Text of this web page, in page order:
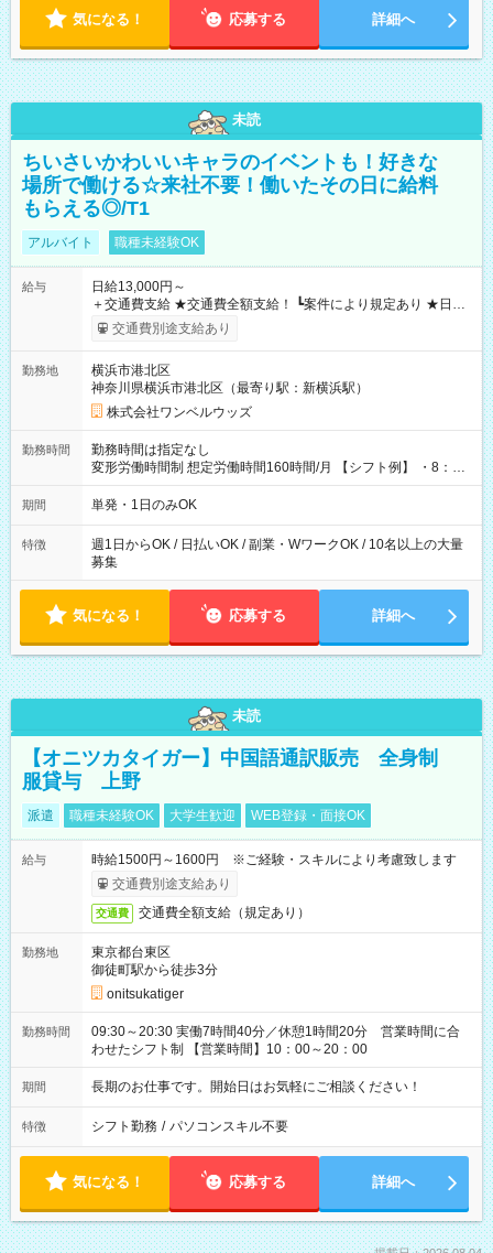
気になる！ 応募する 詳細へ
未読
ちいさいかわいいキャラのイベントも！好きな
場所で働ける☆来社不要！働いたその日に給料
もらえる◎/T1
アルバイト 職種未経験OK
給与
日給13,000円～
＋交通費支給 ★交通費全額支給！ ┗案件により規定あり ★日払
いOK！（規定あり） ┗働いたその日に現金GET♪ お仕事後はコ
ンビニATMから 日払い分を引き落とせます！ 【試用期間】試
交通費別途支給あり
勤務地
横浜市港北区
神奈川県横浜市港北区（最寄り駅：新横浜駅）
株式会社ワンベルウッズ
勤務時間
勤務時間は指定なし
変形労働時間制 想定労働時間160時間/月 【シフト例】 ・8：00
～21：00
期間 単発・1日のみOK
特徴
週1日からOK / 日払いOK / 副業・WワークOK / 10名以上の大量
募集
気になる！ 応募する 詳細へ
未読
【オニツカタイガー】中国語通訳販売 全身制
服貸与 上野
派遣 職種未経験OK 大学生歓迎 WEB登録・面接OK
給与
時給1500円～1600円 ※ご経験・スキルにより考慮致します
交通費別途支給あり
交通費 交通費全額支給（規定あり）
勤務地
東京都台東区
御徒町駅から徒歩3分
onitsukatiger
勤務時間
09:30～20:30 実働7時間40分／休憩1時間20分 営業時間に合
わせたシフト制 【営業時間】10：00～20：00
期間 長期のお仕事です。開始日はお気軽にご相談ください！
特徴 シフト勤務 / パソコンスキル不要
気になる！ 応募する 詳細へ